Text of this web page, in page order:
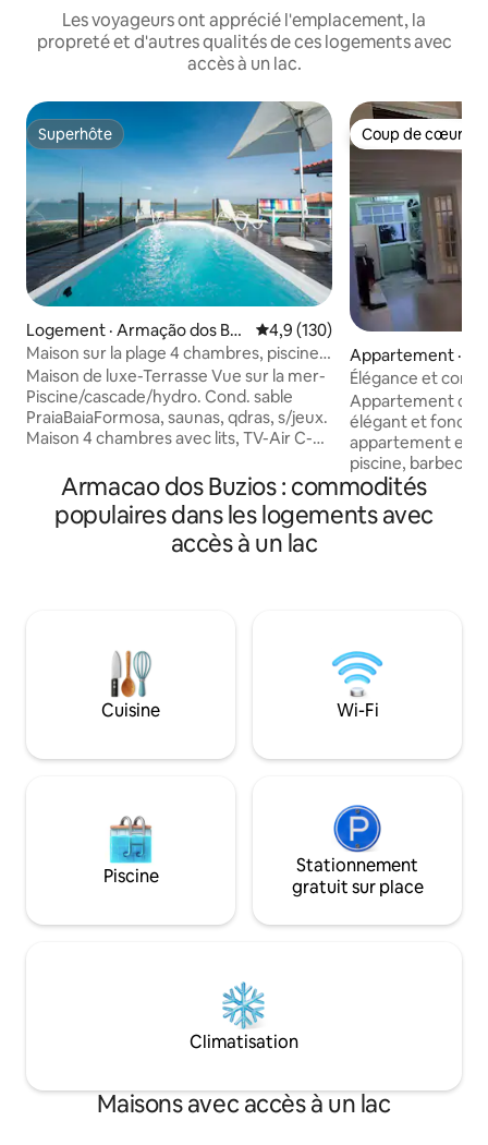
Les voyageurs ont apprécié l'emplacement, la
propreté et d'autres qualités de ces logements avec
accès à un lac.
Superhôte
Superhôte
Logement · Armação dos Bú
zios
Note moyenne de 4,9 sur 5,
4,9 (130)
Maison sur la plage 4 chambres, piscine,
barbecue !
Maison de luxe-Terrasse Vue sur la mer-
Piscine/cascade/hydro. Cond. sable
PraiaBaiaFormosa, saunas, qdras, s/jeux.
Maison 4 chambres avec lits, TV-Air C-
baignoire double eau froide sans hydro,
sèche-cheveux 1 800 w, cuisine sans
four à gaz, salle de télévision Oitv,
WiFi5G1000mb, espace gourmet,
par jour chacun ; *Réveillon/Carnaval prix
minimum. 5 nuits 300 R$, par hôte
supplémentaire. *Arrivée 16:00 *Départ
Coup de cœur
Coup de cœur
Appartement ·
Élégance et
de Geribá
Appartement
élégant et
appartement en
piscine,
gastronomique,
parking. Il peut accueillir 4 personnes
dans un confort
de lit et bicama.
pouvez voir
de la plage de
branchée de
Armacao dos Buzios : commodités
populaires dans les logements avec
accès à un lac
Cuisine Wi-Fi
Piscine
Stationnement
gratuit sur place
Climatisation
Maisons avec accès à un lac